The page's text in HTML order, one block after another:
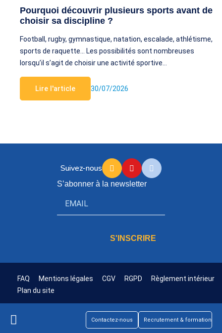
Pourquoi découvrir plusieurs sports avant de
choisir sa discipline ?
Football, rugby, gymnastique, natation, escalade, athlétisme,
sports de raquette… Les possibilités sont nombreuses
lorsqu’il s’agit de choisir une activité sportive…
Lire l'article 30/07/2026
Contactez-nous Recrutement & formation
Suivez-nous
S’abonner à la newsletter
S'INSCRIRE
FAQ Mentions légales CGV RGPD
Règlement intérieur
Plan du site